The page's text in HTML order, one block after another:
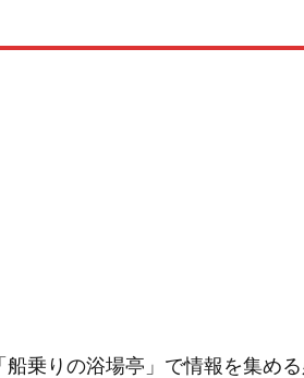
乗りの浴場亭」で情報を集め